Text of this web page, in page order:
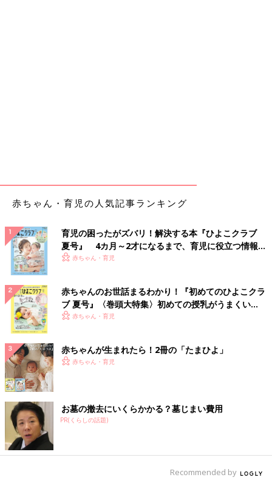
赤ちゃん・育児の人気記事ランキング
育児の困ったがズバリ！解決する本『ひよこクラブ
夏号』 4カ月～2才になるまで、育児に役立つ情報が
いっぱい！
赤ちゃん・育児
赤ちゃんのお世話まるわかり！『初めてのひよこクラ
ブ 夏号』〈巻頭大特集〉初めての授乳がうまくい
く！ おっぱい・ミルクの基本と夏のトラブル 解決テ
赤ちゃん・育児
赤ちゃんが生まれたら！2冊の「たまひよ」
赤ちゃん・育児
お墓の撤去にいくらかかる？墓じまい費用
PR(くらしの話題)
Recommended by